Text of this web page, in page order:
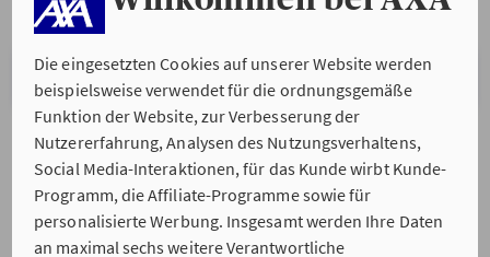
Die eingesetzten Cookies auf unserer Website werden
beispielsweise verwendet für die ordnungsgemäße
Funktion der Website, zur Verbesserung der
Nutzererfahrung, Analysen des Nutzungsverhaltens,
Social Media-Interaktionen, für das Kunde wirbt Kunde-
Programm, die Affiliate-Programme sowie für
personalisierte Werbung. Insgesamt werden Ihre Daten
an maximal sechs weitere Verantwortliche
VERSTANDEN & WEITER